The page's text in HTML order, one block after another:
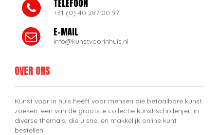
TELEFOON
+31 (0) 40 287 00 97
E-MAIL
info@kunstvoorinhuis.nl
OVER ONS
Kunst voor in huis heeft voor mensen die betaalbare kunst
zoeken, één van de grootste collectie kunst schilderijen in
diverse thema's, die u snel en makkelijk online kunt
bestellen.